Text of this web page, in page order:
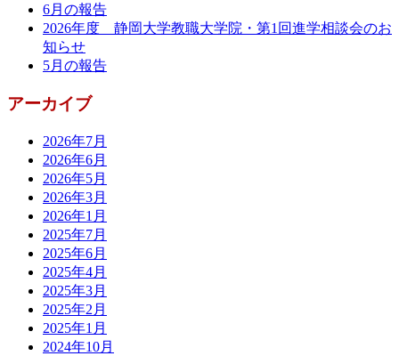
6月の報告
2026年度 静岡大学教職大学院・第1回進学相談会のお
知らせ
5月の報告
アーカイブ
2026年7月
2026年6月
2026年5月
2026年3月
2026年1月
2025年7月
2025年6月
2025年4月
2025年3月
2025年2月
2025年1月
2024年10月